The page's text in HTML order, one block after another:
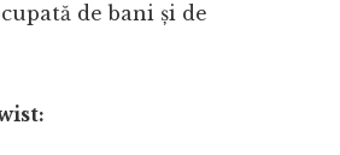
de bani și de